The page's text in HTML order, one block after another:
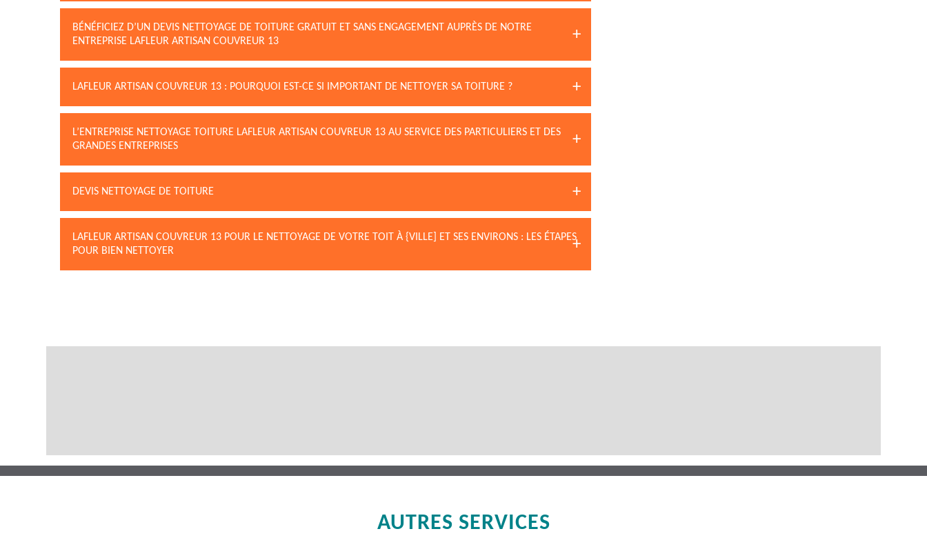
BÉNÉFICIEZ D’UN DEVIS NETTOYAGE DE TOITURE GRATUIT ET SANS ENGAGEMENT AUPRÈS DE NOTRE
ENTREPRISE LAFLEUR ARTISAN COUVREUR 13
LAFLEUR ARTISAN COUVREUR 13 : POURQUOI EST-CE SI IMPORTANT DE NETTOYER SA TOITURE ?
L’ENTREPRISE NETTOYAGE TOITURE LAFLEUR ARTISAN COUVREUR 13 AU SERVICE DES PARTICULIERS ET DES
GRANDES ENTREPRISES
DEVIS NETTOYAGE DE TOITURE
LAFLEUR ARTISAN COUVREUR 13 POUR LE NETTOYAGE DE VOTRE TOIT À {VILLE] ET SES ENVIRONS : LES ÉTAPES
POUR BIEN NETTOYER
AUTRES SERVICES